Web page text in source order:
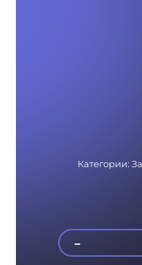
Категории:
-